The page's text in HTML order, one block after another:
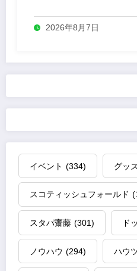
2026年8月7日
イベント (334) グッ
スコティッシュフォールド
スタパ齋藤 (301) ド
ノウハウ (294) ハウ